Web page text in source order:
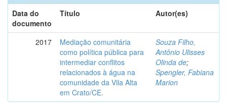
Data do
documento
Título Autor(es)
2017
Mediação comunitária
como política pública para
intermediar conflitos
relacionados à água na
comunidade da Vila Alta
em Crato/CE.
Souza Filho,
Antônio Ulisses
Olinda de;
Spengler, Fabiana
Marion